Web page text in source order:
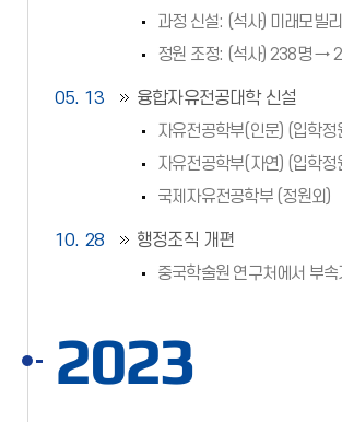
과정 신설: (석사) 미래모빌
정원 조정: (석사) 238명 →
05. 13
융합자유전공대학 신설
자유전공학부(인문) (입학정
자유전공학부(자연) (입학정
국제자유전공학부 (정원외)
10. 28
행정조직 개편
중국학술원 연구처에서 부
2023